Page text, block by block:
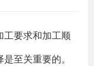
工要求和加工顺
至关重要的。